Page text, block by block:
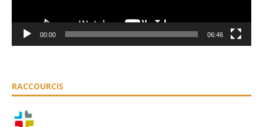
00:00 06:46
RACCOURCIS